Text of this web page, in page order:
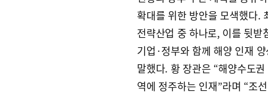
확대를 위한 방안을 모색했다.
전략산업 중 하나로, 이를 뒷
기업·정부와 함께 해양 인재
말했다. 황 장관은 “해양수도
역에 정주하는 인재”라며 “조